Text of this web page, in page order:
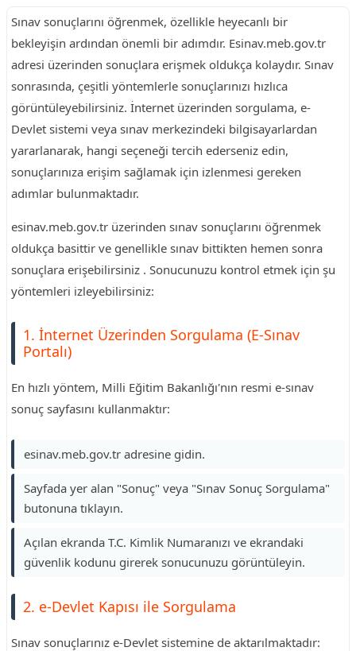
Sınav sonuçlarını öğrenmek, özellikle heyecanlı bir
bekleyişin ardından önemli bir adımdır. Esinav.meb.gov.tr
adresi üzerinden sonuçlara erişmek oldukça kolaydır. Sınav
sonrasında, çeşitli yöntemlerle sonuçlarınızı hızlıca
görüntüleyebilirsiniz. İnternet üzerinden sorgulama, e-
Devlet sistemi veya sınav merkezindeki bilgisayarlardan
yararlanarak, hangi seçeneği tercih ederseniz edin,
sonuçlarınıza erişim sağlamak için izlenmesi gereken
adımlar bulunmaktadır.
esinav.meb.gov.tr üzerinden sınav sonuçlarını öğrenmek
oldukça basittir ve genellikle sınav bittikten hemen sonra
sonuçlara erişebilirsiniz . Sonucunuzu kontrol etmek için şu
yöntemleri izleyebilirsiniz:
1. İnternet Üzerinden Sorgulama (E-Sınav
Portalı)
En hızlı yöntem, Milli Eğitim Bakanlığı'nın resmi e-sınav
sonuç sayfasını kullanmaktır:
esinav.meb.gov.tr adresine gidin.
Sayfada yer alan "Sonuç" veya "Sınav Sonuç Sorgulama"
butonuna tıklayın.
Açılan ekranda T.C. Kimlik Numaranızı ve ekrandaki
güvenlik kodunu girerek sonucunuzu görüntüleyin.
2. e-Devlet Kapısı ile Sorgulama
Sınav sonuçlarınız e-Devlet sistemine de aktarılmaktadır: